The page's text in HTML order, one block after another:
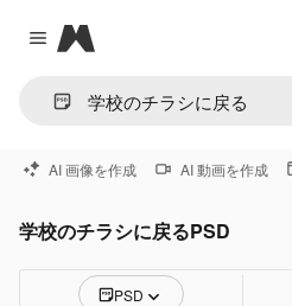
Close menu
Magnific
AI 画像を作成 AI 動画を作成
学校のチラシに戻るPSD
PSD